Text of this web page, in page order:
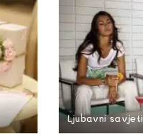
Ljubavni savjeti